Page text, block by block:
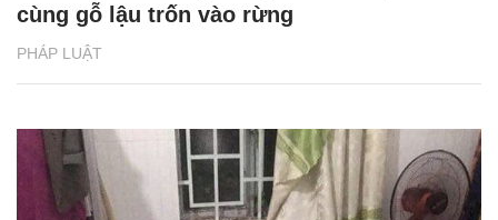
PHÁP LUẬT
cùng gỗ lậu trốn vào rừng